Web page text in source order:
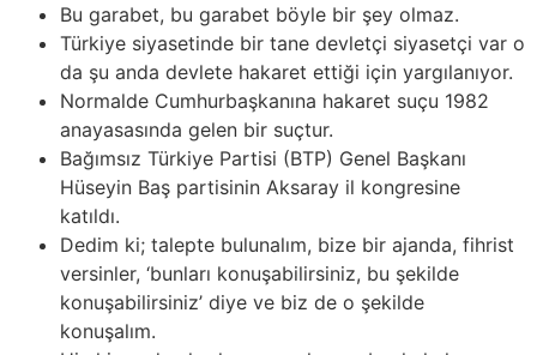
Bu garabet, bu garabet böyle bir şey olmaz.
Türkiye siyasetinde bir tane devletçi siyasetçi var o
da şu anda devlete hakaret ettiği için yargılanıyor.
Normalde Cumhurbaşkanına hakaret suçu 1982
anayasasında gelen bir suçtur.
Bağımsız Türkiye Partisi (BTP) Genel Başkanı
Hüseyin Baş partisinin Aksaray il kongresine
katıldı.
Dedim ki; talepte bulunalım, bize bir ajanda, fihrist
versinler, ‘bunları konuşabilirsiniz, bu şekilde
konuşabilirsiniz’ diye ve biz de o şekilde
konuşalım.